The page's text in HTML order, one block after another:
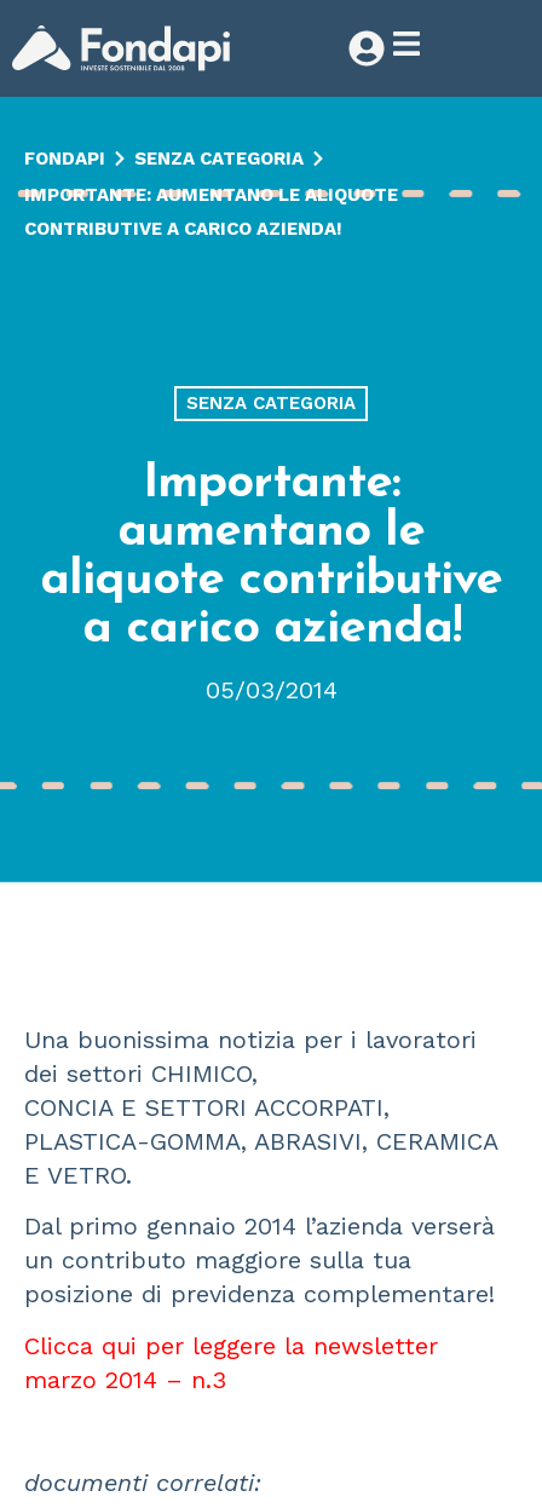
FONDAPI
SENZA CATEGORIA
IMPORTANTE: AUMENTANO LE ALIQUOTE
CONTRIBUTIVE A CARICO AZIENDA!
SENZA CATEGORIA
Importante:
aumentano le
aliquote contributive
a carico azienda!
05/03/2014
Una buonissima notizia per i lavoratori
dei settori CHIMICO,
CONCIA E SETTORI ACCORPATI,
PLASTICA-GOMMA, ABRASIVI, CERAMICA
E VETRO.
Dal primo gennaio 2014 l’azienda verserà
un contributo maggiore sulla tua
posizione di previdenza complementare!
Clicca qui per leggere la newsletter
marzo 2014 – n.3
documenti correlati: